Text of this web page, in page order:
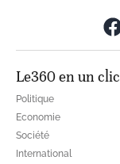
Le360 en un clic
Politique
Economie
Société
International